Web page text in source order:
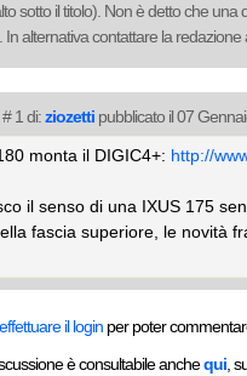
sotto il titolo). Non è detto che
In alternativa contattare la redazione
1 di:ziozetti pubblicato il 07
monta il DIGIC4+: http://
il senso di una IXUS 175
fascia superiore, le novità
effettuare il login per poter
è consultabile anchequi ,